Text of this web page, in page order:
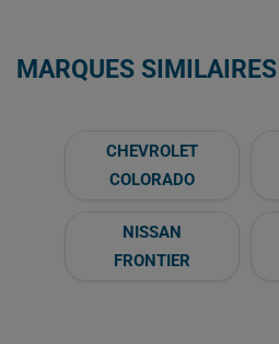
MARQUES SIMILAIRES
CHEVROLET
COLORADO
NISSAN
FRONTIER